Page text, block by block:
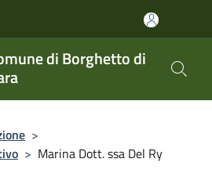
di Borghetto di
>
> Marina Dott. ssa Del Ry